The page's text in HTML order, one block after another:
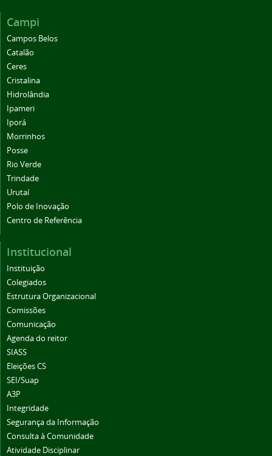
Campi
Campos Belos
Catalão
Ceres
Cristalina
Hidrolândia
Ipameri
Iporá
Morrinhos
Posse
Rio Verde
Trindade
Urutaí
Polo de Inovação
Centro de Referência
Institucional
Instituição
Colegiados
Estrutura Organizacional
Comissões
Comunicação
Agenda do reitor
SIASS
Eleições CS
SEI/Suap
A3P
Integridade
Segurança da Informação
Consulta à Comunidade
Atividade Disciplinar